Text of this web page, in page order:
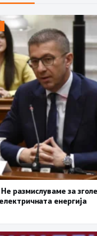
размислуваме за
енергија